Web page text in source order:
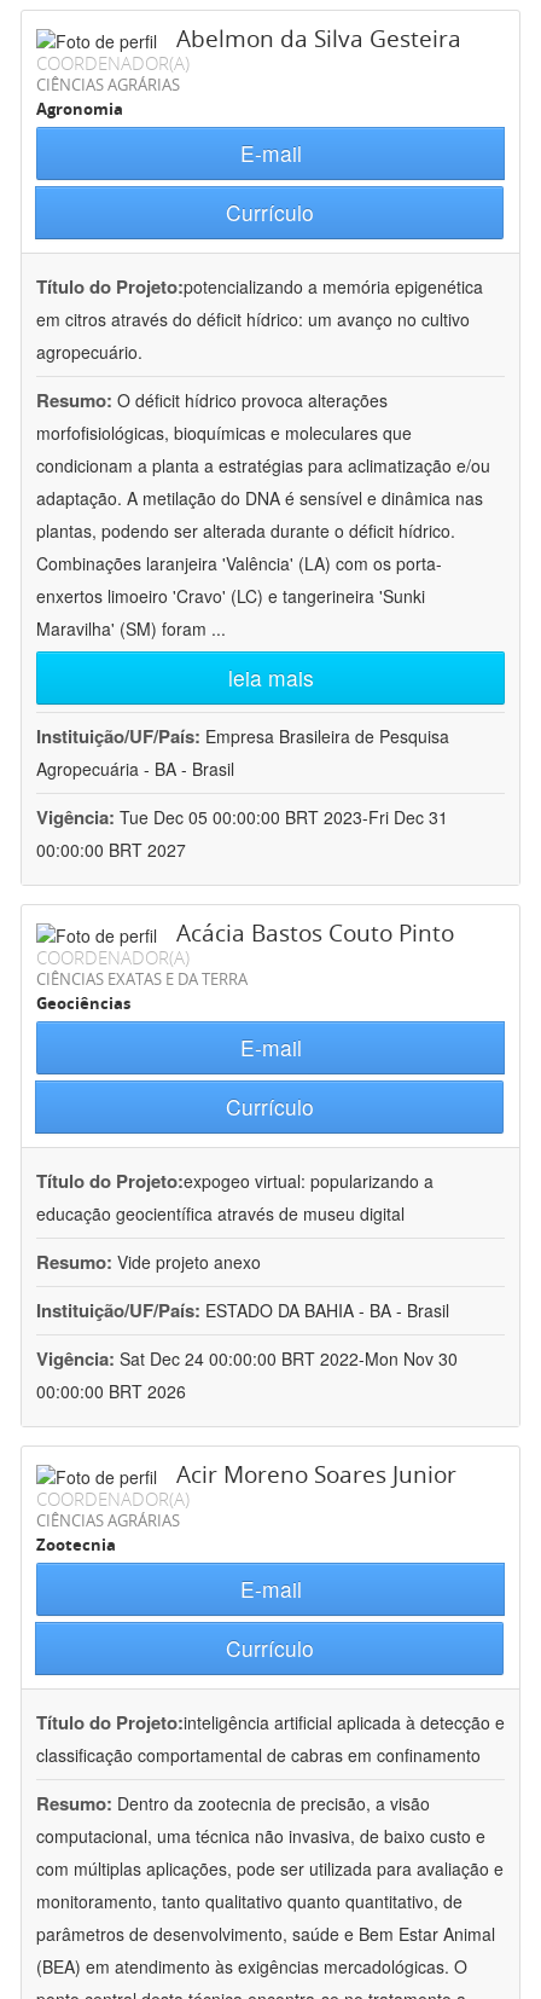
Abelmon da Silva Gesteira
COORDENADOR(A)
CIÊNCIAS AGRÁRIAS
Agronomia
E-mail
Currículo
Título do Projeto:potencializando a memória epigenética
em citros através do déficit hídrico: um avanço no cultivo
agropecuário.
Resumo: O déficit hídrico provoca alterações
morfofisiológicas, bioquímicas e moleculares que
condicionam a planta a estratégias para aclimatização e/ou
adaptação. A metilação do DNA é sensível e dinâmica nas
plantas, podendo ser alterada durante o déficit hídrico.
Combinações laranjeira 'Valência' (LA) com os porta-
enxertos limoeiro 'Cravo' (LC) e tangerineira 'Sunki
Maravilha' (SM) foram ...
leia mais
Instituição/UF/País: Empresa Brasileira de Pesquisa
Agropecuária - BA - Brasil
Vigência: Tue Dec 05 00:00:00 BRT 2023-Fri Dec 31
00:00:00 BRT 2027
Acácia Bastos Couto Pinto
COORDENADOR(A)
CIÊNCIAS EXATAS E DA TERRA
Geociências
E-mail
Currículo
Título do Projeto:expogeo virtual: popularizando a
educação geocientífica através de museu digital
Resumo: Vide projeto anexo
Instituição/UF/País: ESTADO DA BAHIA - BA - Brasil
Vigência: Sat Dec 24 00:00:00 BRT 2022-Mon Nov 30
00:00:00 BRT 2026
Acir Moreno Soares Junior
COORDENADOR(A)
CIÊNCIAS AGRÁRIAS
Zootecnia
E-mail
Currículo
Título do Projeto:inteligência artificial aplicada à detecção e
classificação comportamental de cabras em confinamento
Resumo: Dentro da zootecnia de precisão, a visão
computacional, uma técnica não invasiva, de baixo custo e
com múltiplas aplicações, pode ser utilizada para avaliação e
monitoramento, tanto qualitativo quanto quantitativo, de
parâmetros de desenvolvimento, saúde e Bem Estar Animal
(BEA) em atendimento às exigências mercadológicas. O